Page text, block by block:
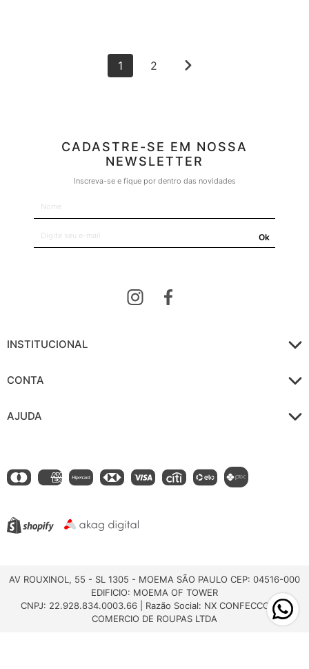
1 2
CADASTRE-SE EM NOSSA
NEWSLETTER
Inscreva-se e fique por dentro das novidades
Ok
INSTITUCIONAL
CONTA
AJUDA
AV ROUXINOL, 55 - SL 1305 - MOEMA SÃO PAULO CEP: 04516-000
EDIFICIO: MOEMA OF TOWER
CNPJ: 22.928.834.0003.66 | Razão Social: NX CONFECCOES E
COMERCIO DE ROUPAS LTDA